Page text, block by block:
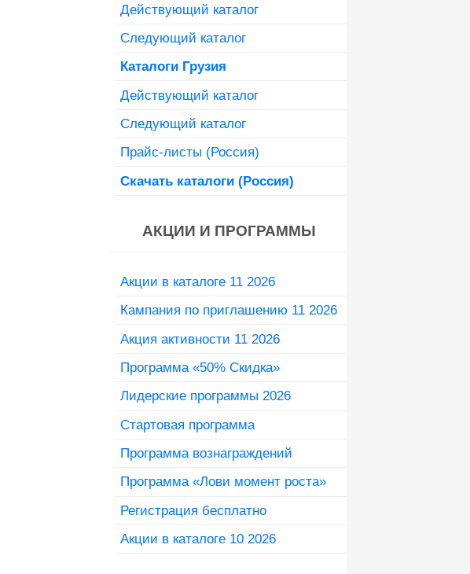
Действующий каталог
Следующий каталог
Каталоги Грузия
Действующий каталог
Следующий каталог
Прайс-листы (Россия)
Скачать каталоги (Россия)
АКЦИИ И ПРОГРАММЫ
Акции в каталоге 11 2026
Кампания по приглашению 11 2026
Акция активности 11 2026
Программа «50% Скидка»
Лидерские программы 2026
Стартовая программа
Программа вознаграждений
Программа «Лови момент роста»
Регистрация бесплатно
Акции в каталоге 10 2026